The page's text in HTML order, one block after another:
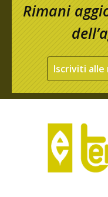
Rimani
Iscriviti